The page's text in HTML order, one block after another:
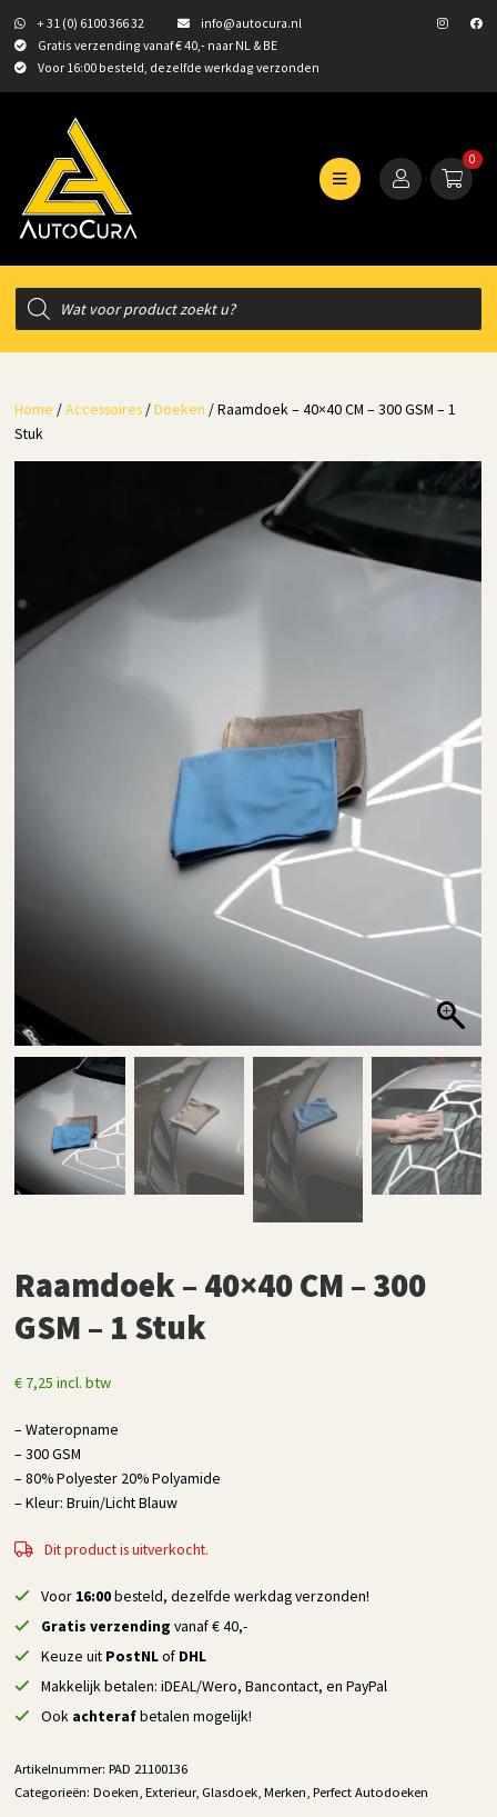
+ 31 (0) 6100 366 32
info@autocura.nl
Gratis verzending vanaf € 40,- naar NL & BE
Voor 16:00 besteld, dezelfde werkdag verzonden
0
Producten
zoeken
Home /Accessoires /Doeken / Raamdoek – 40×40 CM – 300 GSM – 1
Stuk
Raamdoek – 40×40 CM – 300
GSM – 1 Stuk
€ 7,25 incl. btw
– Wateropname
– 300 GSM
– 80% Polyester 20% Polyamide
– Kleur: Bruin/Licht Blauw
Dit product is uitverkocht.
Voor 16:00besteld, dezelfde werkdag verzonden!
Gratis verzending vanaf € 40,-
Keuze uit PostNLof DHL
Makkelijk betalen: iDEAL/Wero, Bancontact, en PayPal
Ook achterafbetalen mogelijk!
Artikelnummer:PAD 21100136
Categorieën:Doeken,Exterieur, Glasdoek,Merken,Perfect Autodoeken